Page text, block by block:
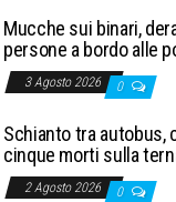
Mucche sui binari,
persone a bordo alle
3 Agosto 2026 0
Schianto tra autobus,
cinque morti sulla
2 Agosto 2026 0